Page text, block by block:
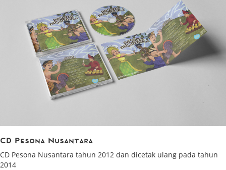
CD Pesona Nusantara
CD Pesona Nusantara tahun 2012 dan dicetak ulang pada tahun
2014